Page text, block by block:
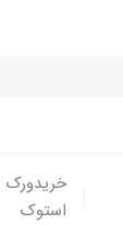
استوک